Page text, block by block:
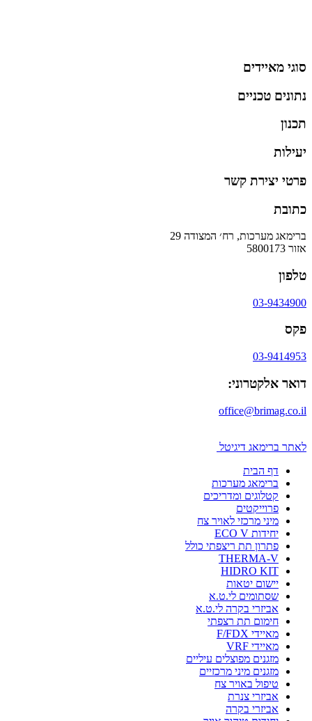
סוגי מאיידים
נתונים טכניים
תכנון
יעילות
פרטי יצירת קשר
כתובת
ברימאג מערכות, רח׳ המצודה 29
אזור 5800173
טלפון
03-9434900
פקס
03-9414953
דואר אלקטרוני:
office@brimag.co.il
לאתר ברימאג דיגיטל
דף הבית
ברימאג מערכות
קטלוגים ומדריכים
פרוייקטים
מיני מרכזי לאויר צח
יחידות ECO V
פתרון תת ריצפתי כולל
THERMA-V
HIDRO KIT
יישום יטאות
שסתומים לי.ט.א
אביזרי בקרה לי.ט.א
חימום תת רצפתי
מאיידי F/FDX
מאיידי VRF
מזגנים מפוצלים עיליים
מזגנים מיני מרכזיים
טיפול באויר צח
אביזרי צנרת
אביזרי בקרה